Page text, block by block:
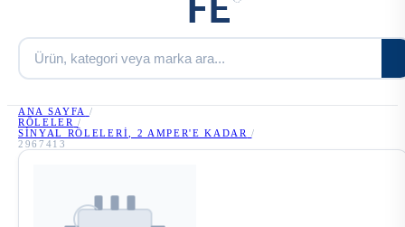
ANA SAYFA /
RÖLELER
/
SINYAL RÖLELERI, 2 AMPER'E KADAR
/
2967413